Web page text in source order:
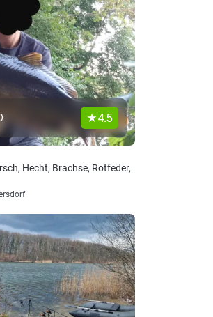
4.5
Hecht, Brachse, Rotfeder,